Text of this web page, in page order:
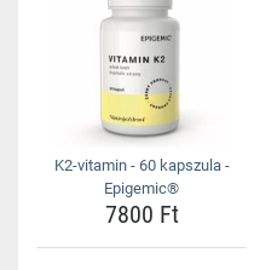
K2-vitamin - 60 kapszula -
Epigemic®
7800 Ft